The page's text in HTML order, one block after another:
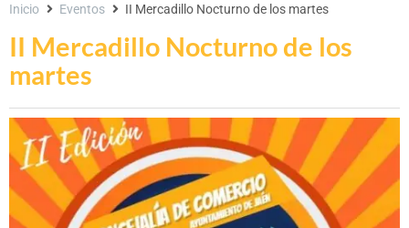
II Mercadillo Nocturno de los
martes
Inicio Eventos II Mercadillo Nocturno de los martes